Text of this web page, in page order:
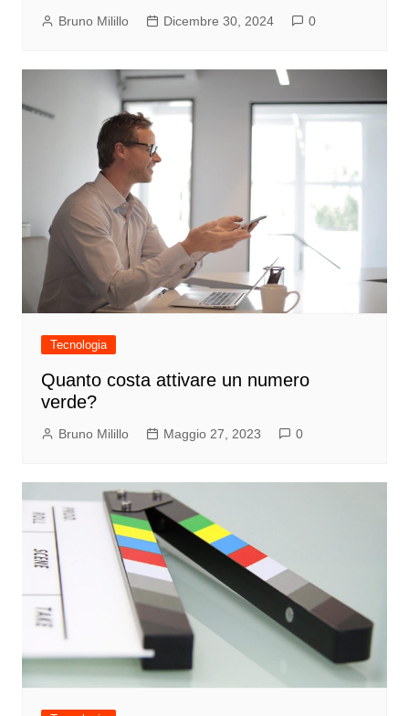
Bruno Milillo Dicembre 30, 2024 0
Tecnologia
Quanto costa attivare un numero
verde?
Bruno Milillo Maggio 27, 2023 0